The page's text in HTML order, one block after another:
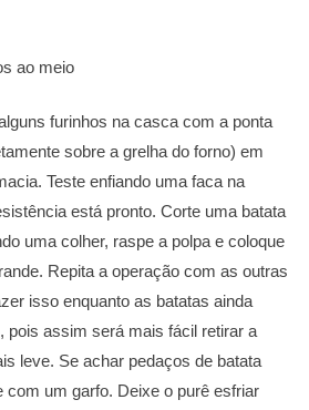
ao meio
furinhos na casca com a ponta
sobre a grelha do forno) em
Teste enfiando uma faca na
está pronto. Corte uma batata
uma colher, raspe a polpa e coloque
Repita a operação com as outras
isso enquanto as batatas ainda
pois assim será mais fácil retirar a
leve. Se achar pedaços de batata
com um garfo. Deixe o purê esfriar